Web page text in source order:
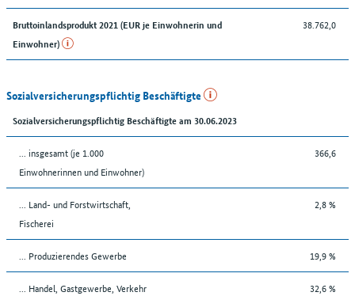
Bruttoinlandsprodukt 2021 (EUR je Einwohnerin und
Einwohner)
38.762,0
Sozialversicherungspflichtig Beschäftigte
Sozialversicherungspflichtig Beschäftigte am 30.06.2023
... insgesamt (je 1.000
Einwohnerinnen und Einwohner)
366,6
... Land- und Forstwirtschaft,
Fischerei
2,8 %
... Produzierendes Gewerbe 19,9 %
... Handel, Gastgewerbe, Verkehr 32,6 %